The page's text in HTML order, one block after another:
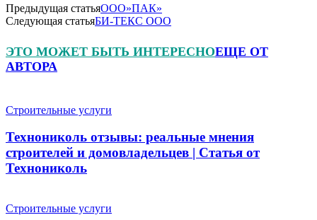
Предыдущая статьяООО»ПАК»
Следующая статьяБИ-ТЕКС ООО
ЭТО МОЖЕТ БЫТЬ ИНТЕРЕСНОЕЩЕ ОТ
АВТОРА
Строительные услуги
Технониколь отзывы: реальные мнения
строителей и домовладельцев | Статья от
Технониколь
Строительные услуги